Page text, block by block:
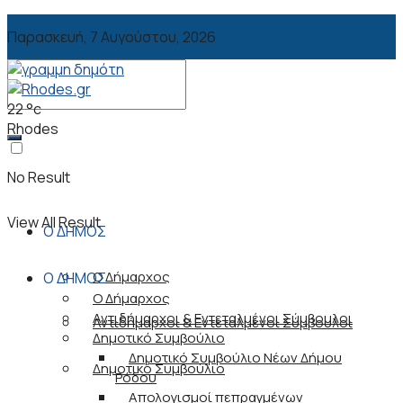
Παρασκευή, 7 Αυγούστου, 2026
No Result
View All Result
22°c
Rhodes
Ο ΔΗΜΟΣ
Ο Δήμαρχος
Αντιδήμαρχοι & Εντεταλμένοι Σύμβουλοι
Δημοτικό Συμβούλιο
Ο ΔΗΜΟΣ
Ο Δήμαρχος
Αντιδήμαρχοι & Εντεταλμένοι Σύμβουλοι
Δημοτικό Συμβούλιο
Δημοτικό Συμβούλιο Νέων Δήμου
Ρόδου
Απολογισμοί πεπραγμένων